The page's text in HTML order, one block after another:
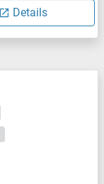
Details